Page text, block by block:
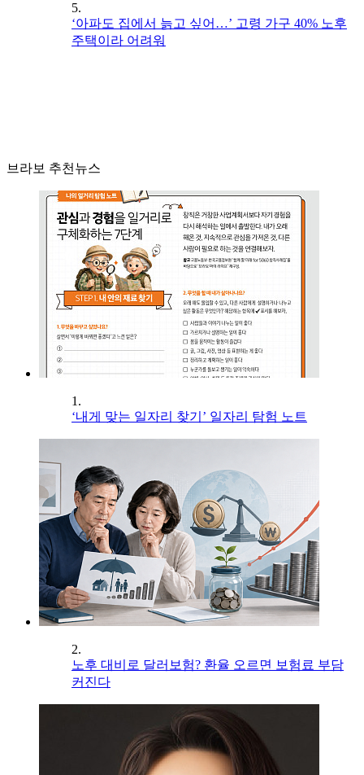
5.
‘아파도 집에서 늙고 싶어…’ 고령 가구 40% 노후
주택이라 어려워
브라보 추천뉴스
1.
‘내게 맞는 일자리 찾기’ 일자리 탐험 노트
2.
노후 대비로 달러보험? 환율 오르면 보험료 부담
커진다